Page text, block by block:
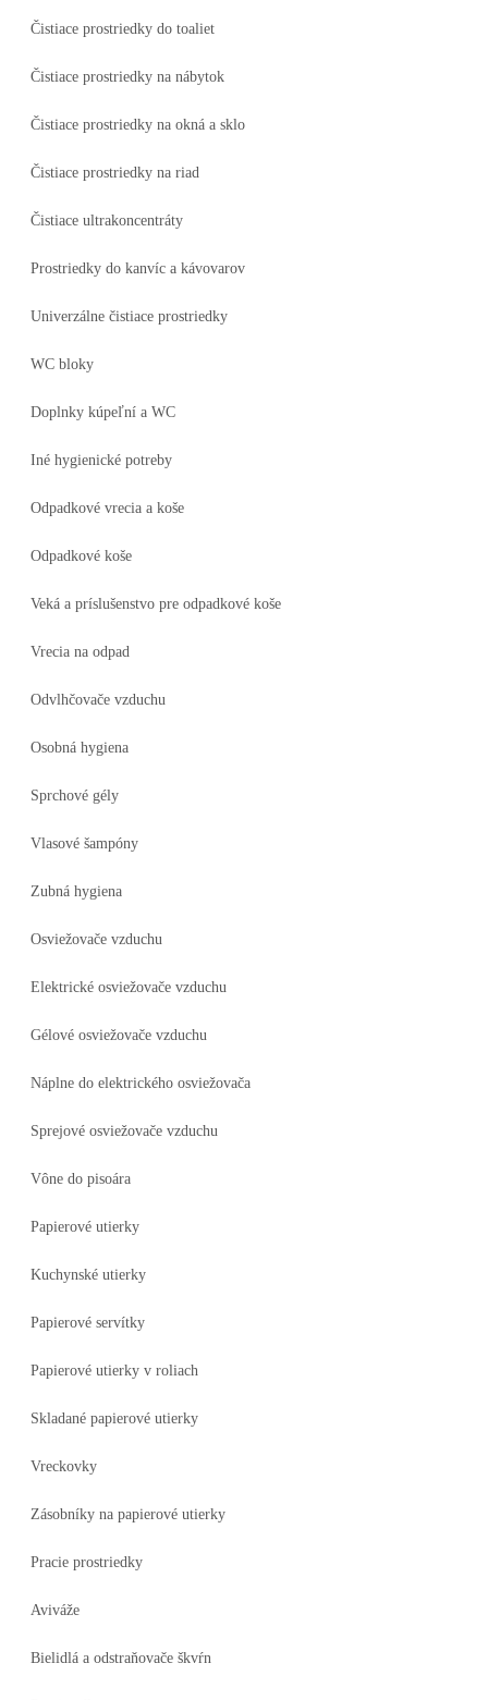
Čistiace prostriedky do toaliet
Čistiace prostriedky na nábytok
Čistiace prostriedky na okná a sklo
Čistiace prostriedky na riad
Čistiace ultrakoncentráty
Prostriedky do kanvíc a kávovarov
Univerzálne čistiace prostriedky
WC bloky
Doplnky kúpeľní a WC
Iné hygienické potreby
Odpadkové vrecia a koše
Odpadkové koše
Veká a príslušenstvo pre odpadkové koše
Vrecia na odpad
Odvlhčovače vzduchu
Osobná hygiena
Sprchové gély
Vlasové šampóny
Zubná hygiena
Osviežovače vzduchu
Elektrické osviežovače vzduchu
Gélové osviežovače vzduchu
Náplne do elektrického osviežovača
Sprejové osviežovače vzduchu
Vône do pisoára
Papierové utierky
Kuchynské utierky
Papierové servítky
Papierové utierky v roliach
Skladané papierové utierky
Vreckovky
Zásobníky na papierové utierky
Pracie prostriedky
Aviváže
Bielidlá a odstraňovače škvŕn